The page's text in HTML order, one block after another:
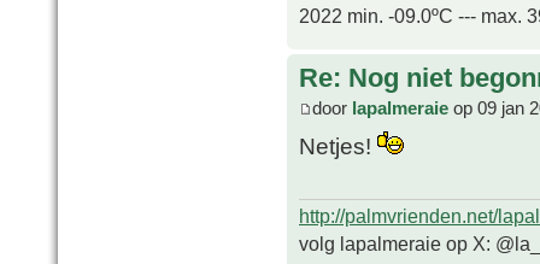
2022 min. -09.0ºC --- max.
Re: Nog niet
door lapalmeraie op 09 jan
Netjes!
http://palmvrienden.net/
volg lapalmeraie op X: